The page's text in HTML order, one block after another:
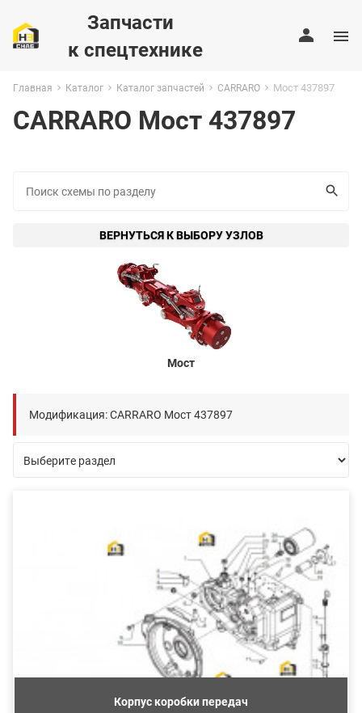
Запчасти
к спецтехнике
Главная Каталог Каталог запчастей CARRARO Мост 437897
CARRARO Мост 437897
ВЕРНУТЬСЯ К ВЫБОРУ УЗЛОВ
Мост
Модификация: CARRARO Мост 437897
Корпус коробки передач